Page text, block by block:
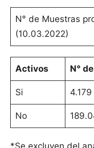
N° de Muestras
(10.03.2022)
Activos N°
Si 4.179
No